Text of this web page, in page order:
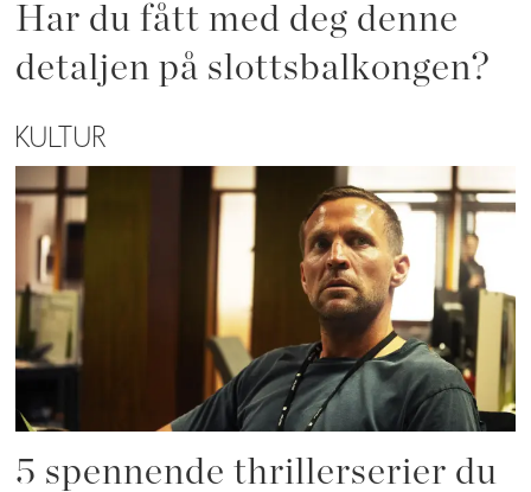
Har du fått med deg denne
detaljen på slottsbalkongen?
KULTUR
5 spennende thrillerserier du